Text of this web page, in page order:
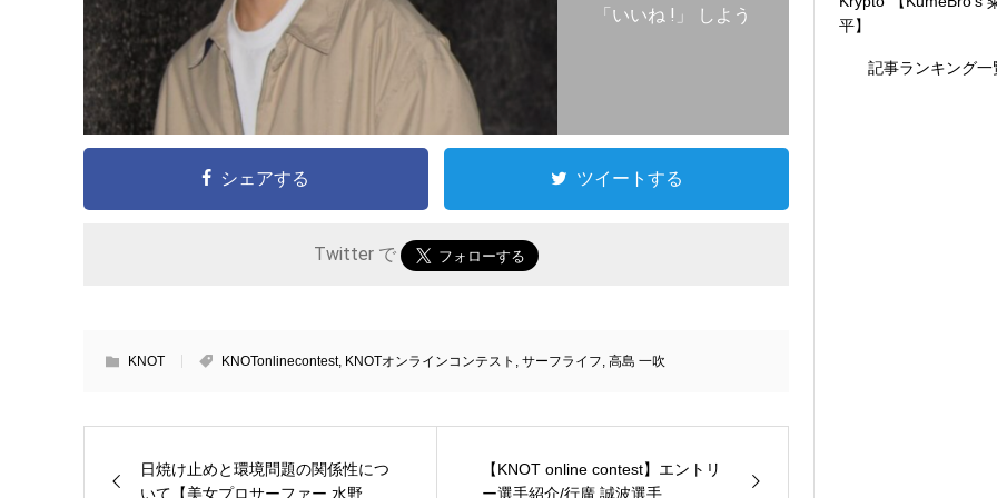
「いいね !」 しよう
シェアする ツイートする
Twitter で
KNOT KNOTonlinecontest, KNOTオンラインコンテスト , サーフライフ, 高島 一吹
日焼け止めと環境問題の関係性につ
いて【美女プロサーファー 水野...
【KNOT online contest】エントリ
ー選手紹介/行廣 誠波選手
平】
記事ランキング一